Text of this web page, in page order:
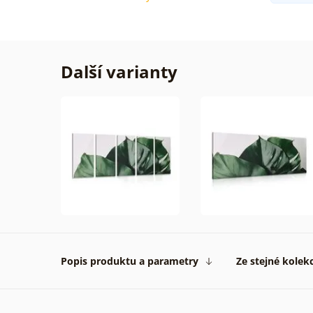
Další varianty
Popis produktu a parametry Ze stejné